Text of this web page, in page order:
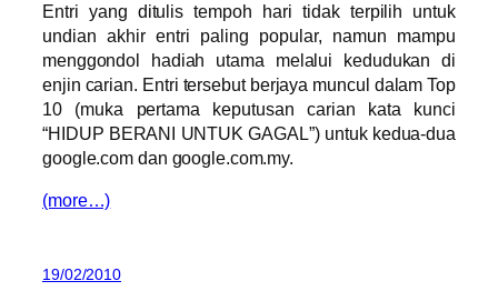
Entri yang ditulis tempoh hari tidak terpilih untuk
undian akhir entri paling popular, namun mampu
menggondol hadiah utama melalui kedudukan di
enjin carian. Entri tersebut berjaya muncul dalam Top
10 (muka pertama keputusan carian kata kunci
“HIDUP BERANI UNTUK GAGAL”) untuk kedua-dua
google.com dan google.com.my.
(more…)
19/02/2010